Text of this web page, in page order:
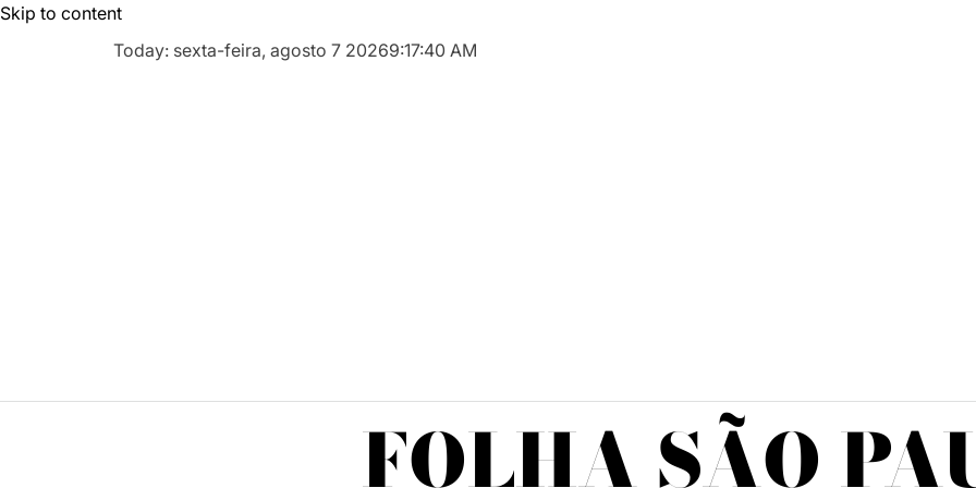
Skip to content
Today: sexta-feira, agosto 7 20269:17:41 AM
FOLHA SÃO